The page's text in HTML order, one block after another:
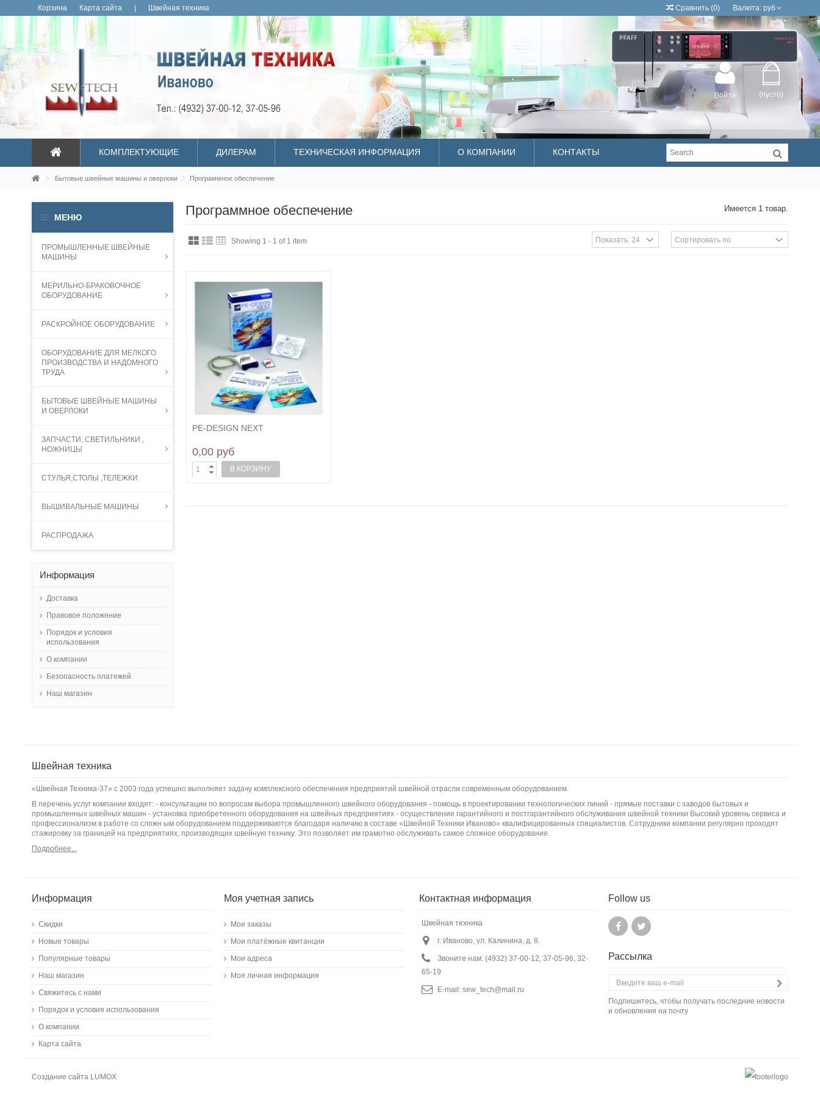
Валюта: руб
Корзина Карта сайта Швейная техника Сравнить (0)
(пусто)
Войти
КОМПЛЕКТУЮЩИЕ ДИЛЕРАМ ТЕХНИЧЕСКАЯ ИНФОРМАЦИЯ О КОМПАНИИ КОНТАКТЫ
Бытовые швейные машины и оверлоки Программное обеспечение
Программное обеспечение Имеется 1 товар.
Showing 1 - 1 of 1 item
PE-DESIGN NEXT
0,00 руб
В КОРЗИНУ
МЕНЮ
ПРОМЫШЛЕННЫЕ ШВЕЙНЫЕ
МАШИНЫ
МЕРИЛЬНО-БРАКОВОЧНОЕ
ОБОРУДОВАНИЕ
РАСКРОЙНОЕ ОБОРУДОВАНИЕ
ОБОРУДОВАНИЕ ДЛЯ МЕЛКОГО
ПРОИЗВОДСТВА И НАДОМНОГО
ТРУДА
БЫТОВЫЕ ШВЕЙНЫЕ МАШИНЫ
И ОВЕРЛОКИ
ЗАПЧАСТИ, СВЕТИЛЬНИКИ ,
НОЖНИЦЫ
СТУЛЬЯ,СТОЛЫ ,ТЕЛЕЖКИ
ВЫШИВАЛЬНЫЕ МАШИНЫ
РАСПРОДАЖА
Информация
Доставка
Правовое положение
Порядок и условия
использования
О компании
Безопасность платежей
Наш магазин
Швейная техника
«Швейная Техника-37» с 2003 года успешно выполняет задачу комплексного обеспечения предприятий швейной отрасли современным оборудованием.
В перечень услуг компании входят: - консультации по вопросам выбора промышленного швейного оборудования - помощь в проектировании технологических линий - прямые поставки с заводов бытовых и
промышленных швейных машин - установка приобретенного оборудования на швейных предприятиях - осуществление гарантийного и постгарантийного обслуживания швейной техники Высокий уровень сервиса и
профессионализм в работе со сложн ым оборудованием поддерживаются благодаря наличию в составе «Швейной Техники Иваново» квалифицированных специалистов. Сотрудники компании регулярно проходят
стажировку за границей на предприятиях, производящих швейную технику. Это позволяет им грамотно обслуживать самое сложное оборудование.
Подробнее...
Информация
Скидки
Новые товары
Популярные товары
Наш магазин
Свяжитесь с нами
Порядок и условия использования
О компании
Карта сайта
Моя учетная запись
Мои заказы
Мои платёжные квитанции
Мои адреса
Моя личная информация
Контактная информация
Швейная техника
г. Иваново, ул. Калинина, д. 8.
Звоните нам: (4932) 37-00-12, 37-05-96, 32-
65-19
E-mail: sew_tech@mail.ru
Follow us
Рассылка
Подпишитесь, чтобы получать последние новости
и обновления на почту
Создание сайта LUMOX